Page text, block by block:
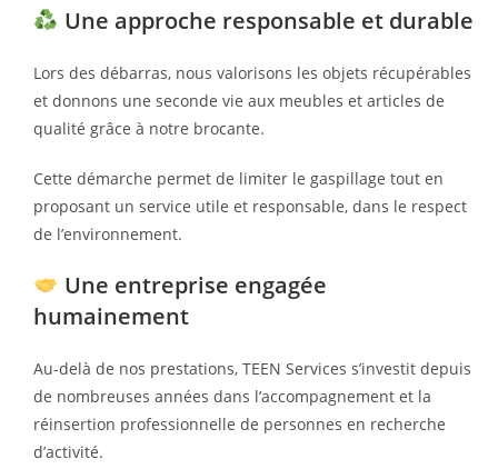
Une approche responsable et durable
Lors des débarras, nous valorisons les objets récupérables
et donnons une seconde vie aux meubles et articles de
qualité grâce à notre brocante.
Cette démarche permet de limiter le gaspillage tout en
proposant un service utile et responsable, dans le respect
de l’environnement.
Une entreprise engagée
humainement
Au-delà de nos prestations, TEEN Services s’investit depuis
de nombreuses années dans l’accompagnement et la
réinsertion professionnelle de personnes en recherche
d’activité.